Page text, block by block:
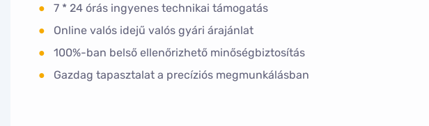
●
7 * 24 órás ingyenes technikai támogatás
●
Online valós idejű valós gyári árajánlat
●
100%-ban belső ellenőrizhető minőségbiztosítás
●
Gazdag tapasztalat a precíziós megmunkálásban